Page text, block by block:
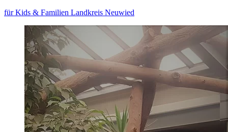
für Kids & Familien Landkreis Neuwied